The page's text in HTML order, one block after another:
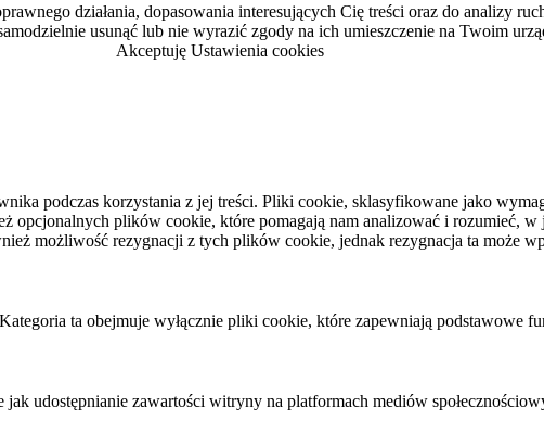
działania, dopasowania interesujących Cię treści oraz do analizy
usunąć lub nie wyrazić zgody na ich umieszczenie na Twoim
Akceptuję Ustawienia cookies
podczas korzystania z jej treści. Pliki cookie, sklasyfikowane jako
plików cookie, które pomagają nam analizować i rozumieć,
możliwość rezygnacji z tych plików cookie, jednak rezygnacja ta może
ta obejmuje wyłącznie pliki cookie, które zapewniają podstawowe
udostępnianie zawartości witryny na platformach mediów